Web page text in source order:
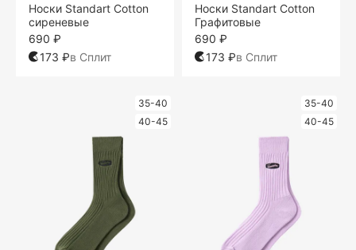
Носки Standart Cotton
сиреневые
690 ₽
173 ₽в Сплит
Носки Standart Cotton
Графитовые
690 ₽
173 ₽в Сплит
35-40
40-45
35-40
40-45